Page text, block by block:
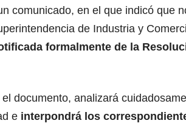
comunicado, en el que indicó que
de Industria y
formalmente de la
documento, analizará
e interpondrá los